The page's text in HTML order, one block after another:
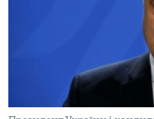
ПОДКАСТИ
КРИМ РЕАЛІЇ